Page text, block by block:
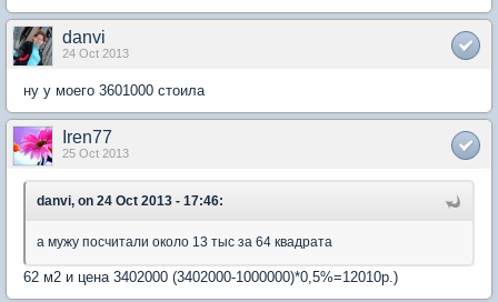
danvi
24 Oct 2013
ну у моего 3601000 стоила
Iren77
25 Oct 2013
danvi, on 24 Oct 2013 - 17:46:
а мужу посчитали около 13 тыс за 64 квадрата
62 м2 и цена 3402000 (3402000-1000000)*0,5%=12010р.)